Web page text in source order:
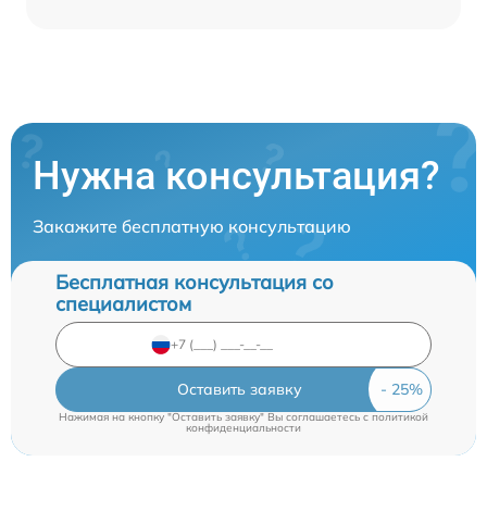
Нужна консультация?
Закажите бесплатную консультацию
Бесплатная консультация со
специалистом
Оставить заявку
Нажимая на кнопку "Оставить заявку" Вы соглашаетесь cполитикой
конфиденциальности